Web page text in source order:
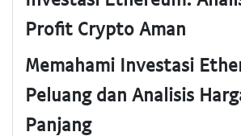
Profit Crypto Aman
Memahami Investasi
Peluang dan Analisis
Panjang